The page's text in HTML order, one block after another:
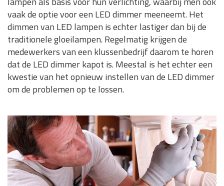
vaak de optie voor een LED dimmer meeneemt. Het
dimmen van LED lampen is echter lastiger dan bij de
traditionele gloeilampen. Regelmatig krijgen de
medewerkers van een klussenbedrijf daarom te horen
dat de LED dimmer kapot is. Meestal is het echter een
kwestie van het opnieuw instellen van de LED dimmer
om de problemen op te lossen.